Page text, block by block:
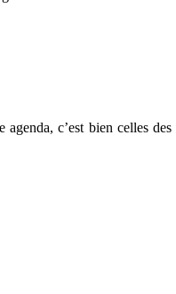
c’est bien celles